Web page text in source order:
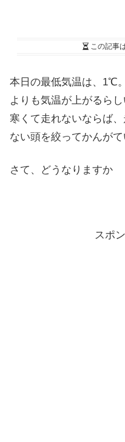
この記事
本日の最低気温は、1℃
よりも気温が上がるらし
寒くて走れないならば
ない頭を絞ってかんが
さて、どうなりますか
スポ